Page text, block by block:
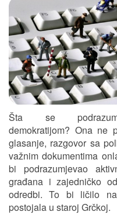
Šta se
demokratijom? Ona ne
glasanje, razgovor sa
važnim dokumentima
bi podrazumjevao
građana i zajedničko
odredbi. To bi ličilo
postojala u staroj Grčkoj.